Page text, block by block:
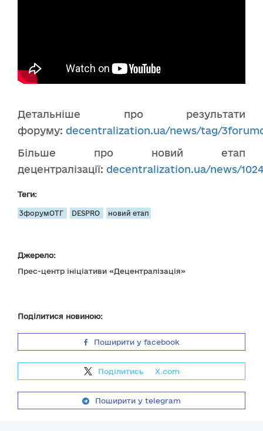
Детальніше про результати
форуму: decentralization.ua/news/tag/
Більше про новий етап
децентралізації: decentralization.ua/news/
Теги:
3форумОТГ DESPRO новий етап
Джерело:
Прес-центр ініціативи «Децентралізація»
Поділитися новиною:
Поширити у facebook
Поділитись X.com
Поширити у telegram